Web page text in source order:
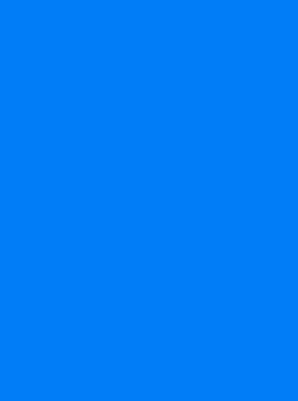
берегов
очень
как
иностранных
природный